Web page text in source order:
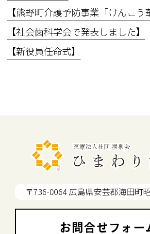
【社会歯科学会で発表しました】
【新役員任命式】
〒736-0064 広島県安芸郡海田町
お問合せフォー